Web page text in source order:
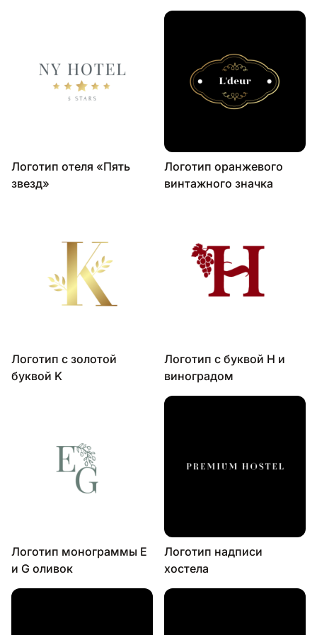
Логотип отеля «Пять
звезд»
Логотип оранжевого
винтажного значка
Логотип с золотой
буквой K
Логотип с буквой H и
виноградом
Логотип монограммы E
и G оливок
Логотип надписи
хостела